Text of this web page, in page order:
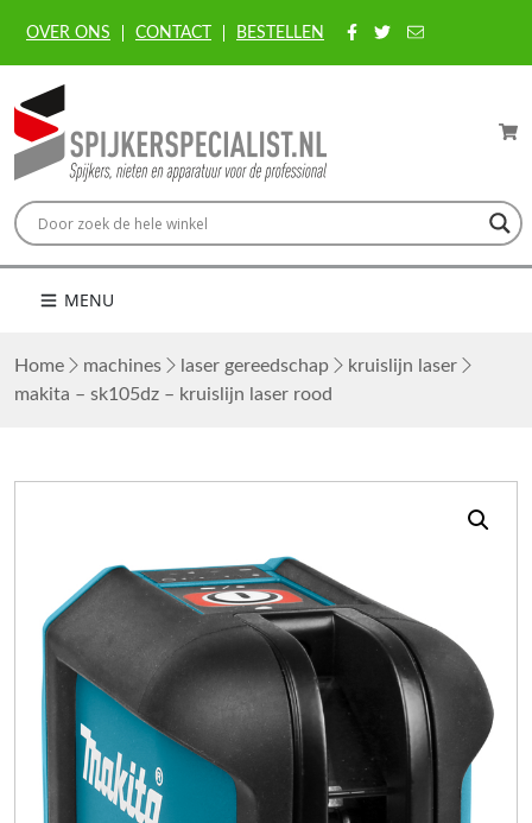
OVER ONS CONTACT BESTELLEN
MENU
Home machines laser gereedschap
kruislijn laser
makita – sk105dz – kruislijn laser rood